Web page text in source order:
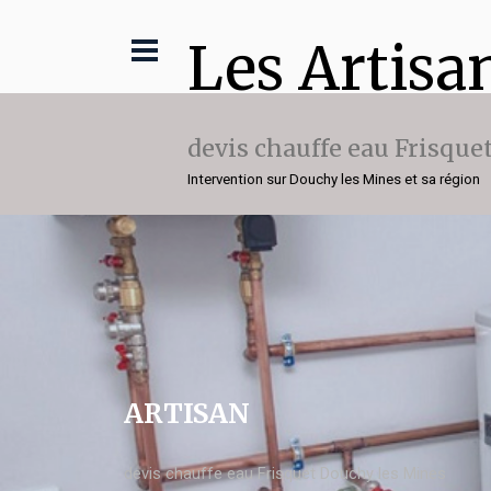
Les
devis chauffe eau
Intervention sur Douchy les Mines et sa région
ARTISAN
devis chauffe eau Frisquet Douchy les Mines